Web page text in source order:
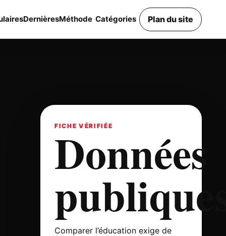
DernièresMéthode Catégories Plan du site
FICHE VÉRIFIÉE
Données
Comparer l’éducation exige de